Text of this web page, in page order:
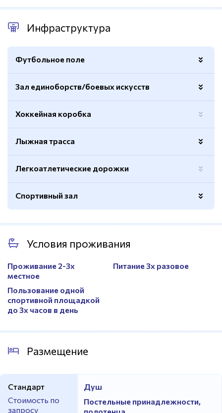
Инфраструктура
Футбольное поле
Искусственный газон
Да
Площадь
Тренировочное
Зал единоборств/боевых искусств
Покрытие
Татами
Хоккейная коробка
Лыжная трасса
Протяженность 2 км
Легкоатлетические дорожки
Спортивный зал
Волейбольная сетка
Да
Футбольные ворота
Покрытие
Деревянное
Электронное табло
Условия проживания
Проживание 2-3х
местное
Питание 3х разовое
Пользование одной
спортивной площадкой
до 3х часов в день
Размещение
Стандарт
Стоимость по
запросу
Душ
Постельные принадлежности,